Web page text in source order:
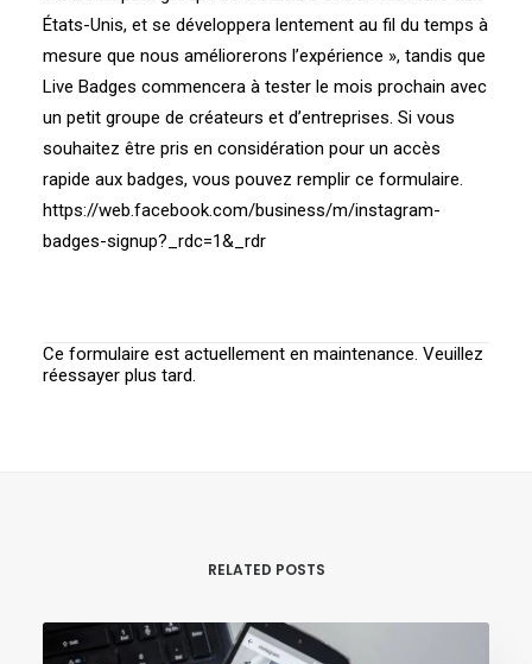
États-Unis, et se développera lentement au fil du temps à
mesure que nous améliorerons l’expérience », tandis que
Live Badges commencera à tester le mois prochain avec
un petit groupe de créateurs et d’entreprises. Si vous
souhaitez être pris en considération pour un accès
rapide aux badges, vous pouvez remplir ce formulaire.
https://web.facebook.com/business/m/instagram-
badges-signup?_rdc=1&_rdr
Ce formulaire est actuellement en maintenance. Veuillez
réessayer plus tard.
RELATED POSTS